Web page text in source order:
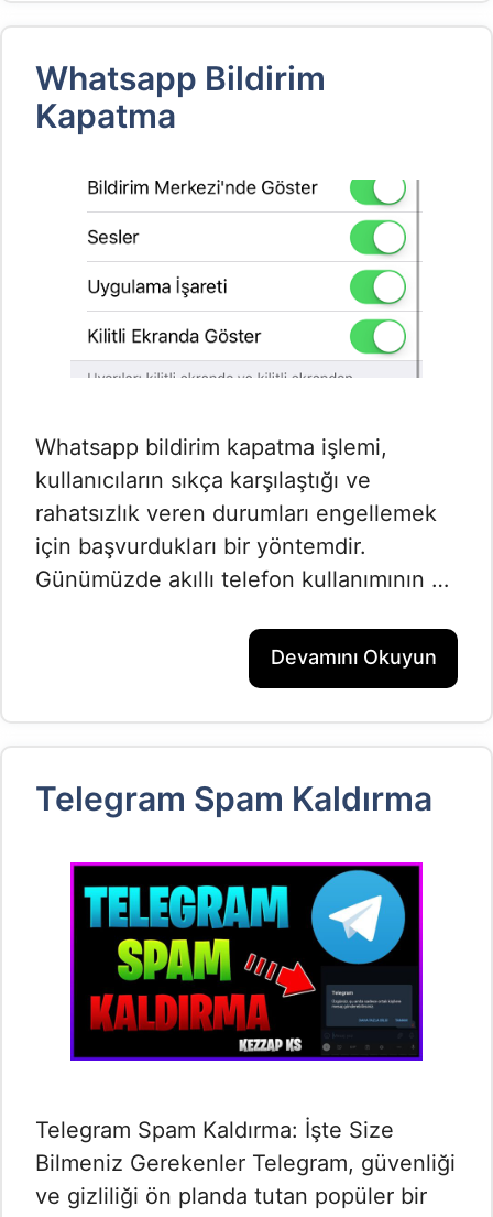
Whatsapp Bildirim
Kapatma
Whatsapp bildirim kapatma işlemi,
kullanıcıların sıkça karşılaştığı ve
rahatsızlık veren durumları engellemek
için başvurdukları bir yöntemdir.
Günümüzde akıllı telefon kullanımının …
Devamını Okuyun
Telegram Spam Kaldırma
Telegram Spam Kaldırma: İşte Size
Bilmeniz Gerekenler Telegram, güvenliği
ve gizliliği ön planda tutan popüler bir